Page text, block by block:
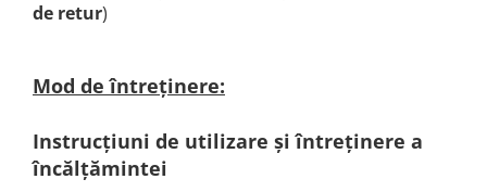
de retur)
Mod de întreținere:
Instrucțiuni de utilizare și întreținere a
încălțămintei